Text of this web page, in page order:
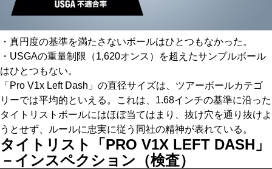
・真円度の基準を満たさないボールはひとつもなかった。
・USGAの重量制限（1,620オンス）を超えたサンプルボール
はひとつもない。
「Pro V1x Left Dash」の直径サイズは、ツアーボールカテゴ
リーでは平均的といえる。これは、1.68インチの基準に沿った
タイトリストボールにはほぼ当てはまり、抜け穴を通り抜けよ
うとせず、ルールに忠実に従う同社の精神が表れている。
タイトリスト「PRO V1X LEFT DASH」
－インスペクション（検査）